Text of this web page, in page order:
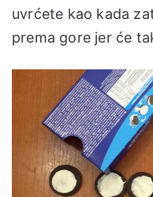
uvrćete kao kada
prema gore jer će